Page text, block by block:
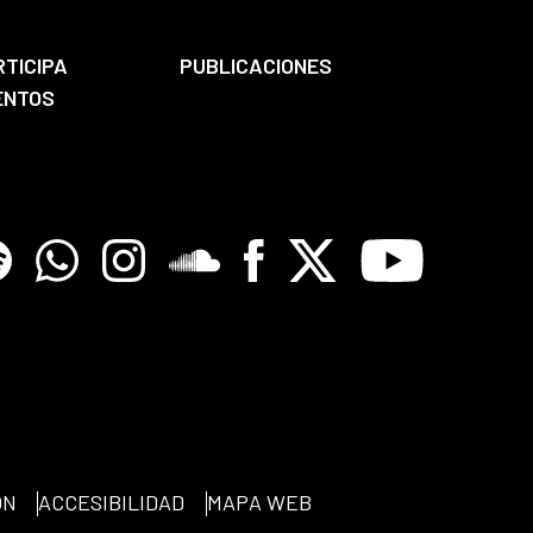
PUBLICACIONES
WhatsappInstagramSoundcloreFacebook
X Youtube
ACCESIBILIDAD MAPA WEB